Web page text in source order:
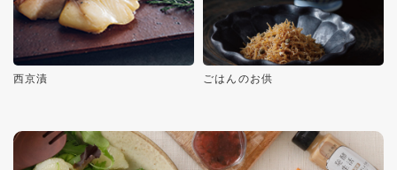
西京漬 ごはんのお供